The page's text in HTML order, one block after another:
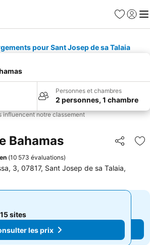
Favoris
Se
pour Sant Josep de sa Talaia
Personnes et chambres
2 personnes, 1 chambre
influencent notre classement
Bahamas Partager
(10 573 évaluations)
3, 07817, Sant Josep de sa Talaia,
15 sites
Consulter les prix
15 sites
les prix